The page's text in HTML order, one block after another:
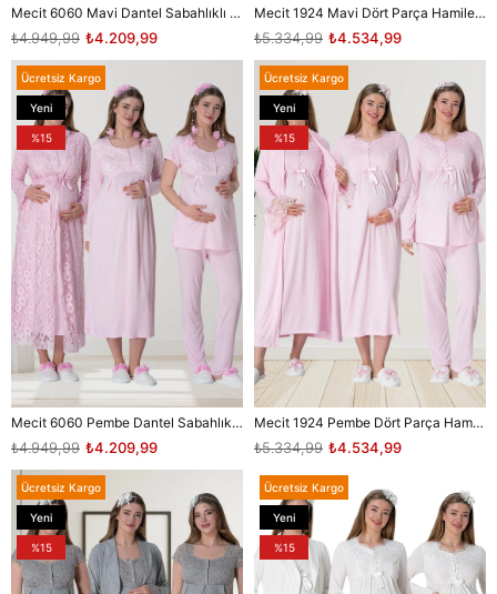
Mecit 6060 Mavi Dantel Sabahlıklı Gecelik Pijama Lohusa Set
₺4.209,99
₺4.949,99
Mecit 1924 Mavi Dört Parça Hamile Lohusa Set
₺4.534,99
₺5.334,99
Mecit 6060 Pembe Dantel Sabahlıklı Gecelik Pijama Lohusa Set
₺4.209,99
₺4.949,99
Ücretsiz Kargo
Yeni
Ürün
%15
Mecit 1924 Pembe Dört Parça Hamile Lohusa Set
₺4.534,99
₺5.334,99
Ücretsiz Kargo
Yeni
Ürün
%15
Ücretsiz Kargo
Yeni
Ürün
%15
Ücretsiz Kargo
Yeni
Ürün
%15